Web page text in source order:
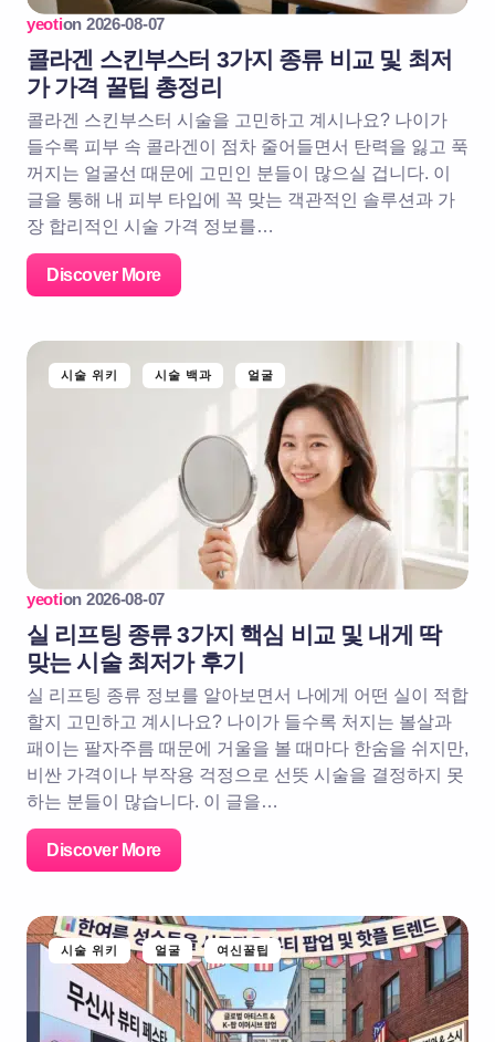
yeotion 2026-08-07
콜라겐 스킨부스터 3가지 종류 비교 및 최저
가 가격 꿀팁 총정리
콜라겐 스킨부스터 시술을 고민하고 계시나요? 나이가
들수록 피부 속 콜라겐이 점차 줄어들면서 탄력을 잃고 푹
꺼지는 얼굴선 때문에 고민인 분들이 많으실 겁니다. 이
글을 통해 내 피부 타입에 꼭 맞는 객관적인 솔루션과 가
장 합리적인 시술 가격 정보를…
Discover More
시술 위키 시술 백과 얼굴
yeotion 2026-08-07
실 리프팅 종류 3가지 핵심 비교 및 내게 딱
맞는 시술 최저가 후기
실 리프팅 종류 정보를 알아보면서 나에게 어떤 실이 적합
할지 고민하고 계시나요? 나이가 들수록 처지는 볼살과
패이는 팔자주름 때문에 거울을 볼 때마다 한숨을 쉬지만,
비싼 가격이나 부작용 걱정으로 선뜻 시술을 결정하지 못
하는 분들이 많습니다. 이 글을…
Discover More
시술 위키 얼굴 여신꿀팁